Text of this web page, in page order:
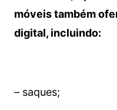
móveis também
digital, incluindo:
– saques;